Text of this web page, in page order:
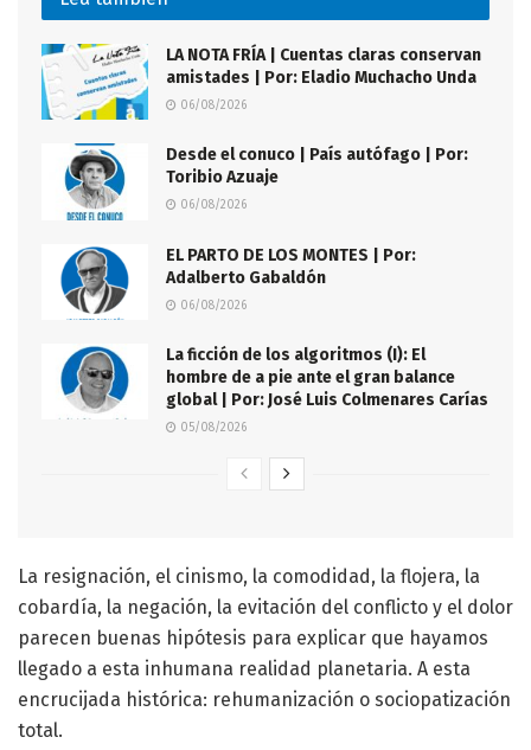
LA NOTA FRÍA | Cuentas claras conservan
amistades | Por: Eladio Muchacho Unda
06/08/2026
Desde el conuco | País autófago | Por:
Toribio Azuaje
06/08/2026
EL PARTO DE LOS MONTES | Por:
Adalberto Gabaldón
06/08/2026
La ficción de los algoritmos (I): El
hombre de a pie ante el gran balance
global | Por: José Luis Colmenares Carías
05/08/2026
La resignación, el cinismo, la comodidad, la flojera, la
cobardía, la negación, la evitación del conflicto y el dolor
parecen buenas hipótesis para explicar que hayamos
llegado a esta inhumana realidad planetaria. A esta
encrucijada histórica: rehumanización o sociopatización
total.